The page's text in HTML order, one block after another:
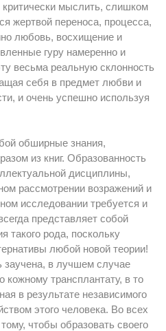
мыслить, слишком
жертвой переноса, процесса,
любовь, восхищение и
гуру намеренно и
весьма реальную склонность
себя в предмет любви и
и очень успешно используя
обширные знания,
из книг. Образованность
дисциплины,
рассмотрении возражений и
исследовании требуется и
представляет собой
такого рода, поскольку
любой новой теории!
в лучшем случае
трансплантату, в то
в результате независимого
этого человека. Во всех
чтобы образовать своего